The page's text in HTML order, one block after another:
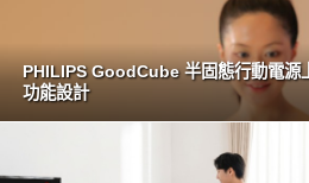
PHILIPS GoodCube 半固態行動電源
功能設計